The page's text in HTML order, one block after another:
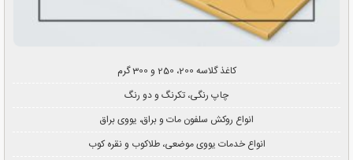
کاغذ گلاسه 200، 250 و 300 گرم
چاپ رنگی، تکرنگ و دو رنگ
انواع روکش سلفون مات و براق، یووی براق
انواع خدمات یووی موضعی، طلاکوب و نقره کوب